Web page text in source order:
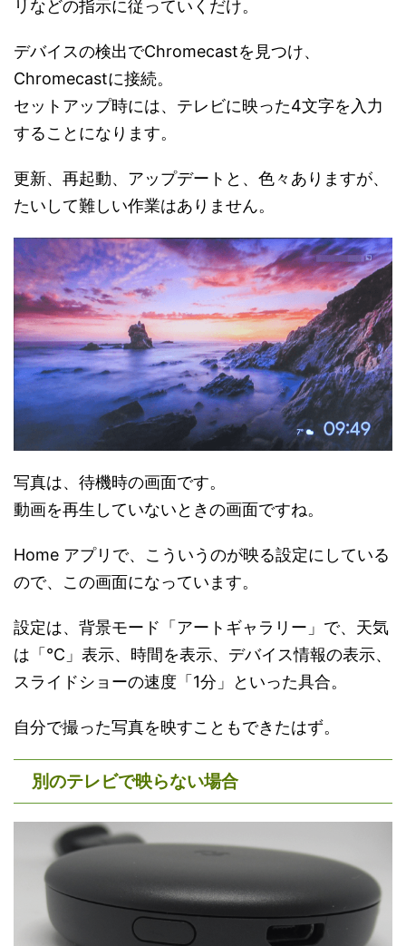
リなどの指示に従っていくだけ。
デバイスの検出でChromecastを見つけ、
Chromecastに接続。
セットアップ時には、テレビに映った4文字を入力
することになります。
更新、再起動、アップデートと、色々ありますが、
たいして難しい作業はありません。
写真は、待機時の画面です。
動画を再生していないときの画面ですね。
Home アプリで、こういうのが映る設定にしている
ので、この画面になっています。
設定は、背景モード「アートギャラリー」で、天気
は「℃」表示、時間を表示、デバイス情報の表示、
スライドショーの速度「1分」といった具合。
自分で撮った写真を映すこともできたはず。
別のテレビで映らない場合